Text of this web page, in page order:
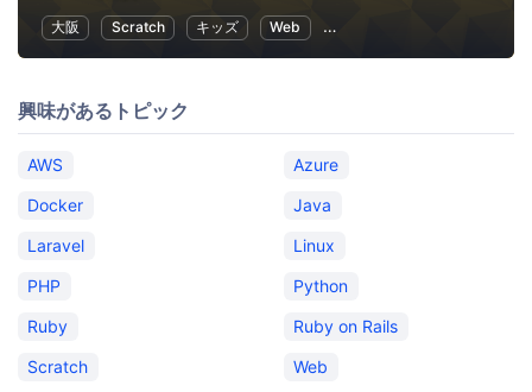
大阪
Scratch キッズ Web 子供向けプログラミング
興味があるトピック
AWS
Azure
Docker
Java
Laravel
Linux
PHP
Python
Ruby
Ruby on Rails
Scratch
Web